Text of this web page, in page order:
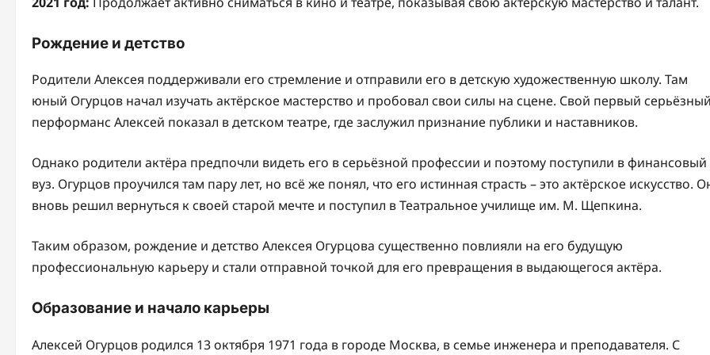
Рождение и детство
Родители Алексея поддерживали его стремление и отправили его в детскую художественную школу. Там
юный Огурцов начал изучать актёрское мастерство и пробовал свои силы на сцене. Свой первый
перформанс Алексей показал в детском театре, где заслужил признание публики и наставников.
Однако родители актёра предпочли видеть его в серьёзной профессии и поэтому поступили в финансовый
вуз. Огурцов проучился там пару лет, но всё же понял, что его истинная страсть – это актёрское искусство.
вновь решил вернуться к своей старой мечте и поступил в Театральное училище им. М. Щепкина.
Таким образом, рождение и детство Алексея Огурцова существенно повлияли на его будущую
профессиональную карьеру и стали отправной точкой для его превращения в выдающегося актёра.
Образование и начало карьеры
Алексей Огурцов родился 13 октября 1971 года в городе Москва, в семье инженера и преподавателя. С